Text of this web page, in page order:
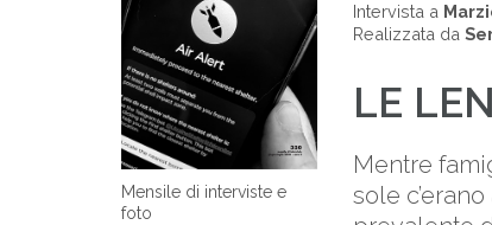
Mensile di interviste e
foto
Intervista a
Realizzata da
LE
Mentre
sole